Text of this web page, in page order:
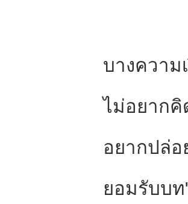
บางความ
ไม่อยากคิ
อยากปล่อ
ยอมรับบท